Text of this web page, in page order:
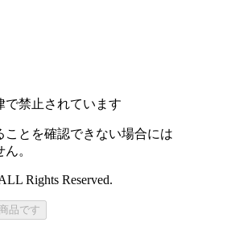
で禁止されています
ことを確認できない場合には
。
Rights Reserved.
品です